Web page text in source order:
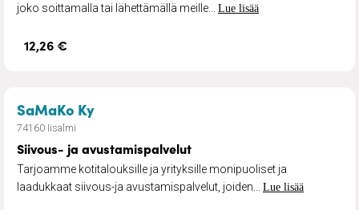
joko soittamalla tai lähettämällä meille... Lue lisää
12,26 €
SaMaKo Ky
74160 Iisalmi
Siivous- ja avustamispalvelut
Tarjoamme kotitalouksille ja yrityksille monipuoliset ja
laadukkaat siivous-ja avustamispalvelut, joiden... Lue lisää